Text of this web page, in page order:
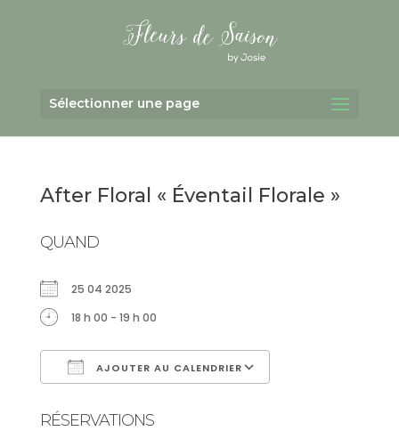
Sélectionner une page
After Floral « Éventail Florale »
QUAND
25 04 2025
18 h 00 - 19 h 00
AJOUTER AU CALENDRIER
RÉSERVATIONS